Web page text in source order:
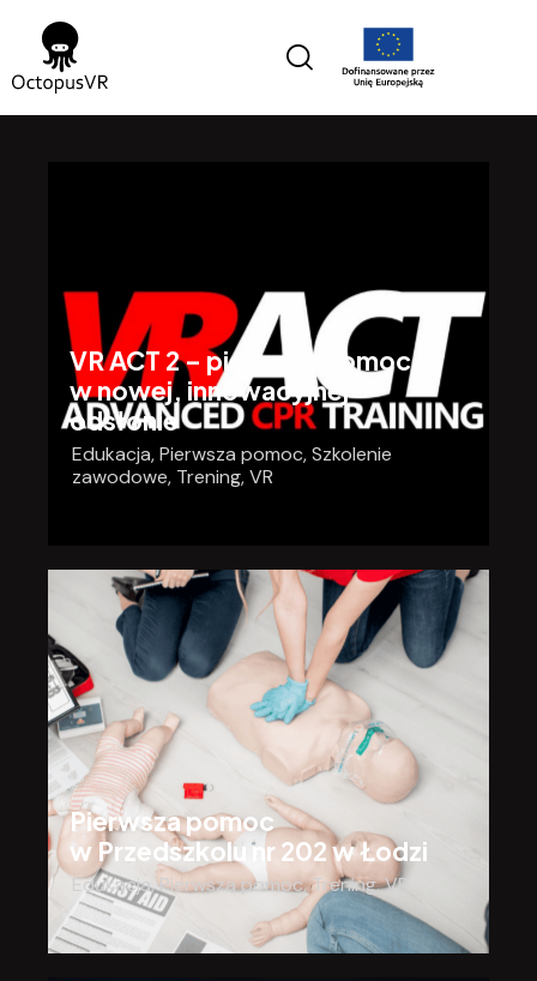
VR ACT 2 – pierwsza pomoc
w nowej, innowacyjnej
odsłonie
Edukacja,Pierwsza pomoc,Szkolenie
zawodowe, Trening,VR
Pierwsza pomoc
w Przedszkolu nr 202 w Łodzi
Edukacja,Pierwsza pomoc,Trening,VR